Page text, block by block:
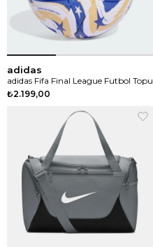
adidas
adidas Fifa Final League Futbol Topu
₺2.199,00